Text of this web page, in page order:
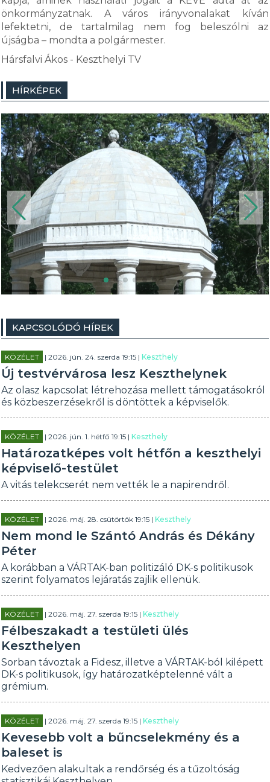
önkormányzatnak. A város irányvonalakat kíván
lefektetni, de tartalmilag nem fog beleszólni az
újságba – mondta a polgármester.
Hársfalvi Ákos - Keszthelyi TV
HÍRKÉPEK
KAPCSOLÓDÓ HÍREK
KÖZÉLET | 2026. jún. 24. szerda 19:15 |Keszthely
Új testvérvárosa lesz Keszthelynek
Az olasz kapcsolat létrehozása mellett támogatásokról
és közbeszerzésekről is döntöttek a képviselők.
KÖZÉLET | 2026. jún. 1. hétfő 19:15 |Keszthely
Határozatképes volt hétfőn a keszthelyi
képviselő-testület
A vitás telekcserét nem vették le a napirendről.
KÖZÉLET | 2026. máj. 28. csütörtök 19:15 |Keszthely
Nem mond le Szántó András és Dékány
Péter
A korábban a VÁRTAK-ban politizáló DK-s politikusok
szerint folyamatos lejáratás zajlik ellenük.
KÖZÉLET | 2026. máj. 27. szerda 19:15 |Keszthely
Félbeszakadt a testületi ülés
Keszthelyen
Sorban távoztak a Fidesz, illetve a VÁRTAK-ból kilépett
DK-s politikusok, így határozatképtelenné vált a
grémium.
KÖZÉLET | 2026. máj. 27. szerda 19:15 |Keszthely
Kevesebb volt a bűncselekmény és a
baleset is
Kedvezően alakultak a rendőrség és a tűzoltóság